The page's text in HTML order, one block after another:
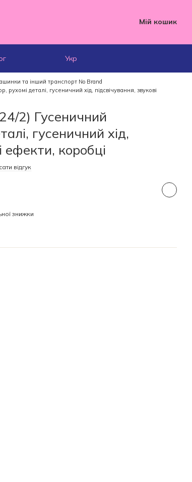
Мій кошик
Укр
та інший транспорт No Brand
деталі, гусеничний хід, підсвічування, звукові
2) Гусеничний
гусеничний хід,
ефекти, коробці
відгук
знижки